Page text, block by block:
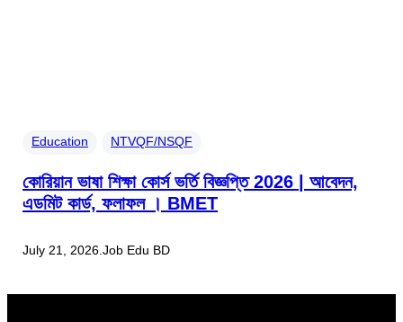
Education NTVQF/NSQF
কোরিয়ান ভাষা শিক্ষা কোর্স ভর্তি বিজ্ঞপ্তি 2026 | আবেদন,
এডমিট কার্ড, ফলাফল । BMET
July 21, 2026.Job Edu BD